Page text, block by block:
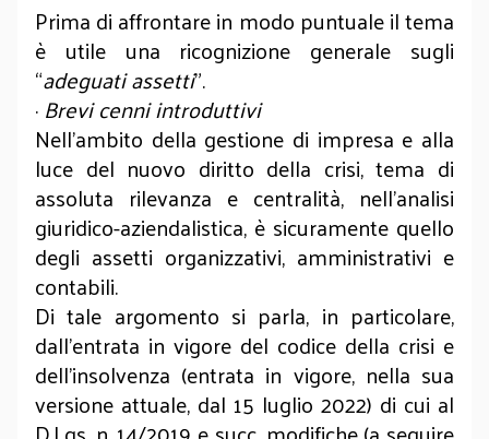
Prima di affrontare in modo puntuale il tema
è utile una ricognizione generale sugli
“adeguati assetti”.
·Brevi cenni introduttivi
Nell’ambito della gestione di impresa e alla
luce del nuovo diritto della crisi, tema di
assoluta rilevanza e centralità, nell’analisi
giuridico-aziendalistica, è sicuramente quello
degli assetti organizzativi, amministrativi e
contabili.
Di tale argomento si parla, in particolare,
dall’entrata in vigore del codice della crisi e
dell’insolvenza (entrata in vigore, nella sua
versione attuale, dal 15 luglio 2022) di cui al